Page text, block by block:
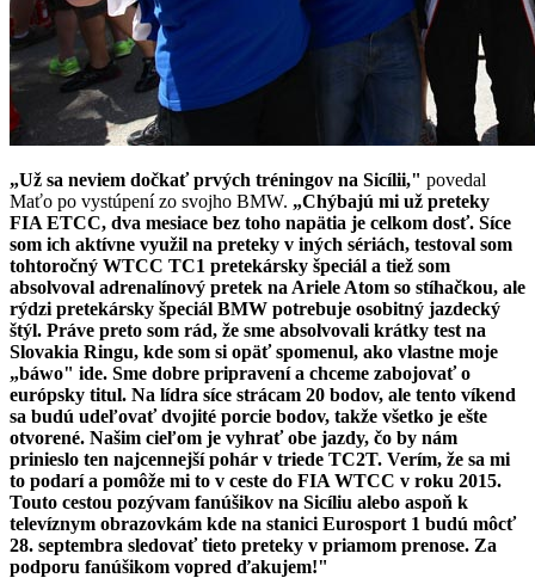
„Už sa neviem dočkať prvých tréningov na Sicílii," povedal
Maťo po vystúpení zo svojho BMW. „Chýbajú mi už preteky
FIA ETCC, dva mesiace bez toho napätia je celkom dosť. Síce
som ich aktívne využil na preteky v iných sériách, testoval som
tohtoročný WTCC TC1 pretekársky špeciál a tiež som
absolvoval adrenalínový pretek na Ariele Atom so stíhačkou, ale
rýdzi pretekársky špeciál BMW potrebuje osobitný jazdecký
štýl. Práve preto som rád, že sme absolvovali krátky test na
Slovakia Ringu, kde som si opäť spomenul, ako vlastne moje
„báwo" ide. Sme dobre pripravení a chceme zabojovať o
európsky titul. Na lídra síce strácam 20 bodov, ale tento víkend
sa budú udeľovať dvojité porcie bodov, takže všetko je ešte
otvorené. Našim cieľom je vyhrať obe jazdy, čo by nám
prinieslo ten najcennejší pohár v triede TC2T. Verím, že sa mi
to podarí a pomôže mi to v ceste do FIA WTCC v roku 2015.
Touto cestou pozývam fanúšikov na Sicíliu alebo aspoň k
televíznym obrazovkám kde na stanici Eurosport 1 budú môcť
28. septembra sledovať tieto preteky v priamom prenose. Za
podporu fanúšikom vopred ďakujem!"